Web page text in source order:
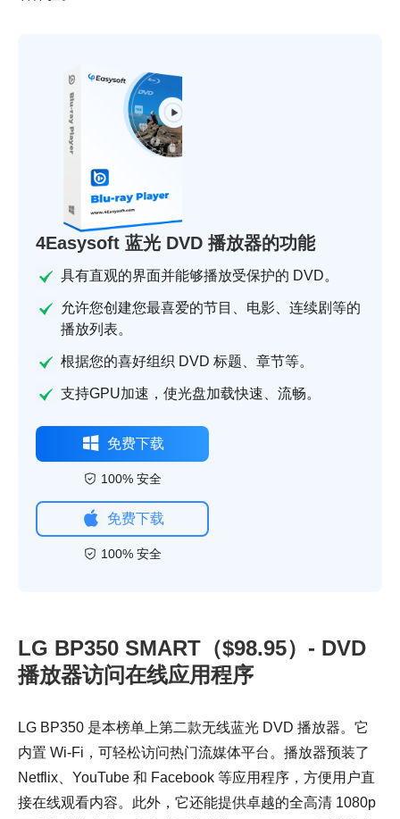
4Easysoft 蓝光 DVD 播放器的功能
具有直观的界面并能够播放受保护的 DVD。
允许您创建您最喜爱的节目、电影、连续剧等的
播放列表。
根据您的喜好组织 DVD 标题、章节等。
支持GPU加速，使光盘加载快速、流畅。
免费下载
100% 安全
免费下载
100% 安全
LG BP350 SMART（$98.95）- DVD
播放器访问在线应用程序
LG BP350 是本榜单上第二款无线蓝光 DVD 播放器。它
内置 Wi-Fi，可轻松访问热门流媒体平台。播放器预装了
Netflix、YouTube 和 Facebook 等应用程序，方便用户直
接在线观看内容。此外，它还能提供卓越的全高清 1080p